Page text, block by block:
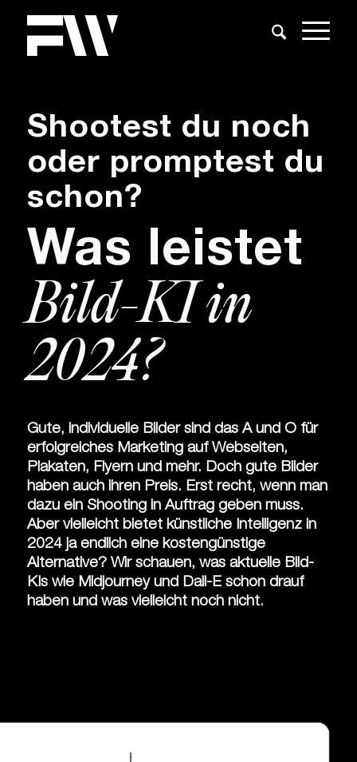
Shootest du noch
oder promptest du
schon?
Was leistet
Bild-KI in
2024?
Gute, individuelle Bilder sind das A und O für
erfolgreiches Marketing auf Webseiten,
Plakaten, Flyern und mehr. Doch gute Bilder
haben auch ihren Preis. Erst recht, wenn man
dazu ein Shooting in Auftrag geben muss.
Aber vielleicht bietet künstliche Intelligenz in
2024 ja endlich eine kostengünstige
Alternative? Wir schauen, was aktuelle Bild-
KIs wie Midjourney und Dall-E schon drauf
haben und was vielleicht noch nicht.